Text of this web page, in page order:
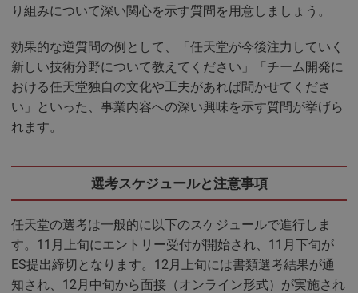
り組みについて深い関心を示す質問を用意しましょう。
効果的な逆質問の例として、「任天堂が今後注力していく
新しい技術分野について教えてください」「チーム開発に
おける任天堂独自の文化や工夫があれば聞かせてくださ
い」といった、事業内容への深い興味を示す質問が挙げら
れます。
選考スケジュールと注意事項
任天堂の選考は一般的に以下のスケジュールで進行しま
す。11月上旬にエントリー受付が開始され、11月下旬が
ES提出締切となります。12月上旬には書類選考結果が通
知され、12月中旬から面接（オンライン形式）が実施され